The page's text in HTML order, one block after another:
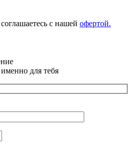
с нашей офертой.
для тебя